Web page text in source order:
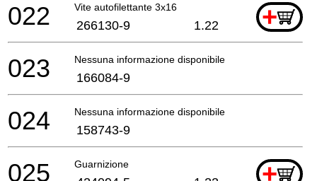
Vite autofilettante 3x16 +
022 266130-9 1.22
Nessuna informazione disponibile, non ordinabile
023 166084-9
Nessuna informazione disponibile, non ordinabile
024 158743-9
Guarnizione +
025